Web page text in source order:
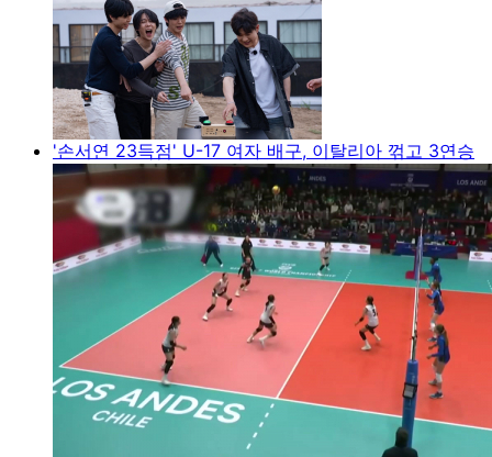
'손서연 23득점' U-17 여자 배구, 이탈리아 꺾고 3연승